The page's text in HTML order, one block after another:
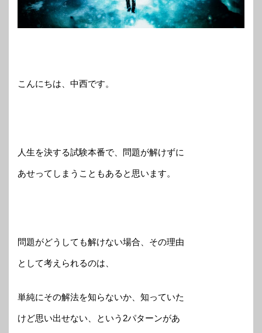
こんにちは、中西です。
人生を決する試験本番で、問題が解けずに
あせってしまうこともあると思います。
問題がどうしても解けない場合、その理由
として考えられるのは、
単純にその解法を知らないか、知っていた
けど思い出せない、という2パターンがあ